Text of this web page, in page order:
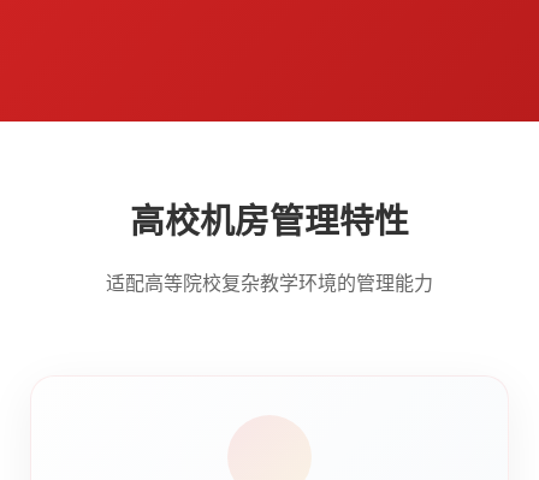
高校机房管理特性
适配高等院校复杂教学环境的管理能力